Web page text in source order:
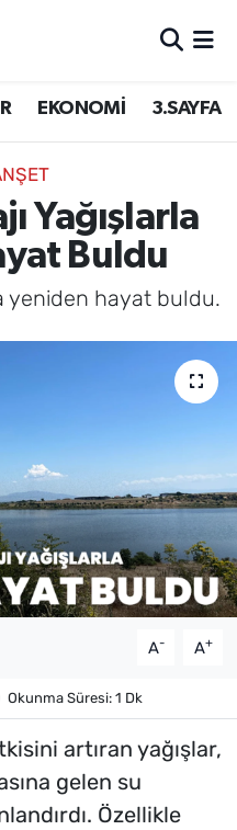
EKONOMİ 3.SAYFA
Yağışlarla
Buldu
yeniden hayat buldu.
A- A+
Okunma Süresi: 1 Dk
artıran yağışlar,
gelen su
Özellikle
Haritası
ve Fikstür